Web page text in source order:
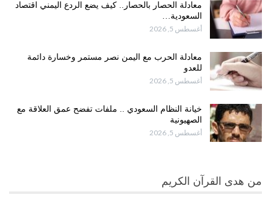
معادلة الحصار بالحصار.. كيف يضع الردع اليمني اقتصاد
السعودية…
أغسطس 5, 2026
معادلة الحرب مع اليمن نصر مستمر وخسارة دائمة
للعدو
أغسطس 5, 2026
خيانة النظام السعودي .. ملفات تفضح عمق العلاقة مع
الصهيونية
أغسطس 5, 2026
من هدى القرآن الكريم